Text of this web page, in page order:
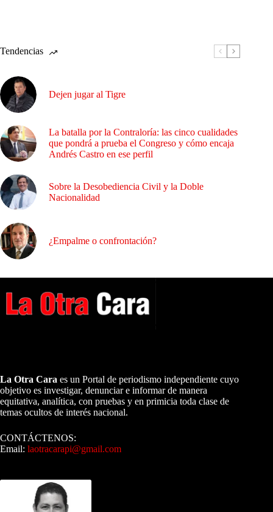
Tendencias
Dejen jugar al Tigre
La batalla por la Contraloría: las cinco cualidades
que pondrá a prueba el Congreso y cómo encaja
Andrés Castro en ese perfil
Sobre la Desobediencia Civil y la Doble
Nacionalidad
¿Empalme o confrontación?
La Otra Cara es un Portal de periodismo independiente cuyo
objetivo es investigar, denunciar e informar de manera
equitativa, analítica, con pruebas y en primicia toda clase de
temas ocultos de interés nacional.
CONTÁCTENOS:
Email: laotracarapi@gmail.com